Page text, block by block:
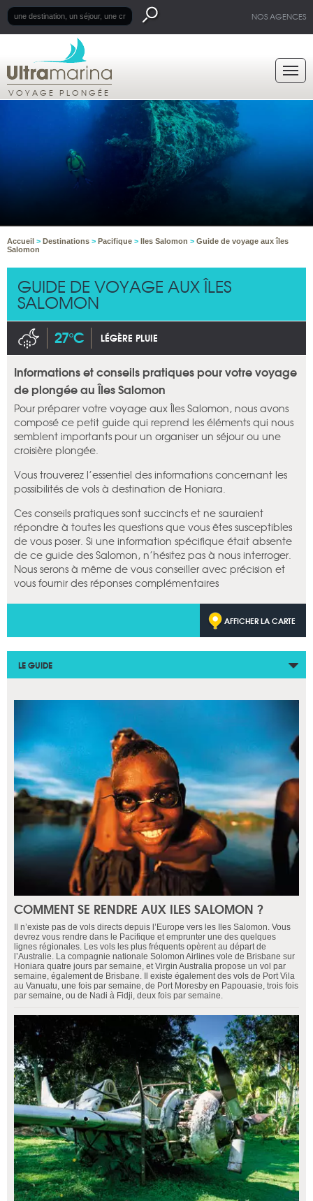
NOS AGENCES
VOYAGE PLONGÉE
Accueil > Destinations > Pacifique > Iles Salomon > Guide de voyage aux îles
Salomon
GUIDE DE VOYAGE AUX ÎLES
SALOMON
27°C LÉGÈRE PLUIE
Informations et conseils pratiques pour votre voyage
de plongée au Îles Salomon
Pour préparer votre voyage aux Îles Salomon, nous avons
composé ce petit guide qui reprend les éléments qui nous
semblent importants pour un organiser un séjour ou une
croisière plongée.
Vous trouverez l’essentiel des informations concernant les
possibilités de vols à destination de Honiara.
Ces conseils pratiques sont succincts et ne sauraient
répondre à toutes les questions que vous êtes susceptibles
de vous poser. Si une information spécifique était absente
de ce guide des Salomon, n’hésitez pas à nous interroger.
Nous serons à même de vous conseiller avec précision et
vous fournir des réponses complémentaires
AFFICHER LA CARTE
LE GUIDE
COMMENT SE RENDRE AUX ILES SALOMON ?
Il n’existe pas de vols directs depuis l’Europe vers les Iles Salomon. Vous
devrez vous rendre dans le Pacifique et emprunter une des quelques
lignes régionales. Les vols les plus fréquents opèrent au départ de
l’Australie. La compagnie nationale Solomon Airlines vole de Brisbane sur
Honiara quatre jours par semaine, et Virgin Australia propose un vol par
semaine, également de Brisbane. Il existe également des vols de Port Vila
au Vanuatu, une fois par semaine, de Port Moresby en Papouasie, trois fois
par semaine, ou de Nadi à Fidji, deux fois par semaine.